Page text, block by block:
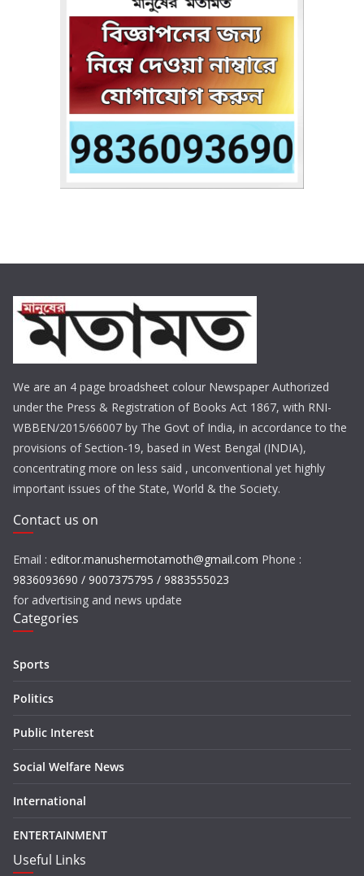
We are an 4 page broadsheet colour Newspaper Authorized
under the Press & Registration of Books Act 1867, with RNI-
WBBEN/2015/66007 by The Govt of India, in accordance to the
provisions of Section-19, based in West Bengal (INDIA),
concentrating more on less said , unconventional yet highly
important issues of the State, World & the Society.
Contact us on
Email : editor.manushermotamoth@gmail.com Phone :
9836093690 / 9007375795 / 9883555023
for advertising and news update
Categories
Sports
Politics
Public Interest
Social Welfare News
International
ENTERTAINMENT
Useful Links